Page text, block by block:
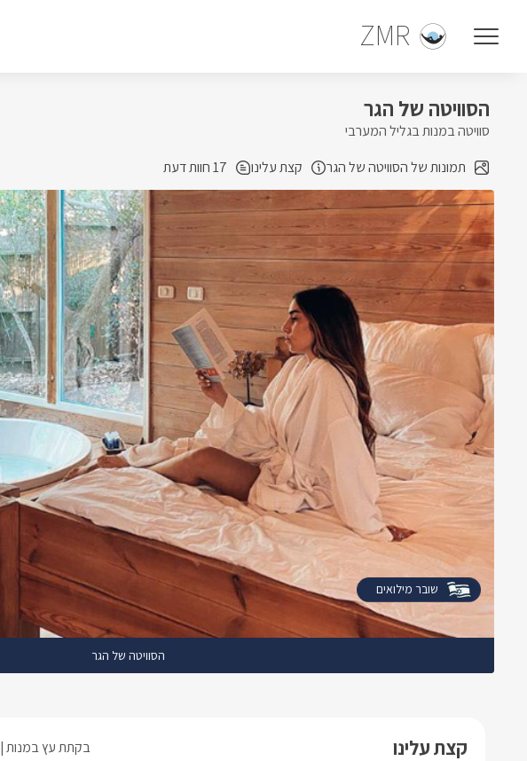
ZMR
הסוויטה של הגר
סוויטה במנות בגליל המערבי
תמונות של הסוויטה של הגר
קצת עלינו 17 חוות דעת
הסוויטה של הגר
שובר מילואים
קצת עלינו בקתת עץ במנות